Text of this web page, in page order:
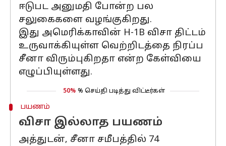
ஈடுபட அனுமதி போன்ற பல
சலுகைகளை வழங்குகிறது.
இது அமெரிக்காவின் H-1B விசா திட்டம்
உருவாக்கியுள்ள வெற்றிடத்தை நிரப்ப
சீனா விரும்புகிறதா என்ற கேள்வியை
எழுப்பியுள்ளது.
50% % செய்தி படித்து விட்டீர்கள்
பயணம்
விசா இல்லாத பயணம்
அத்துடன், சீனா சமீபத்தில் 74